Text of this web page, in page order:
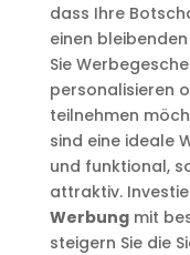
dass Ihre
einen
Sie
personalisieren
teilnehmen
sind eine ideale
und funktional,
attraktiv.
Werbungmit
steigern Sie die